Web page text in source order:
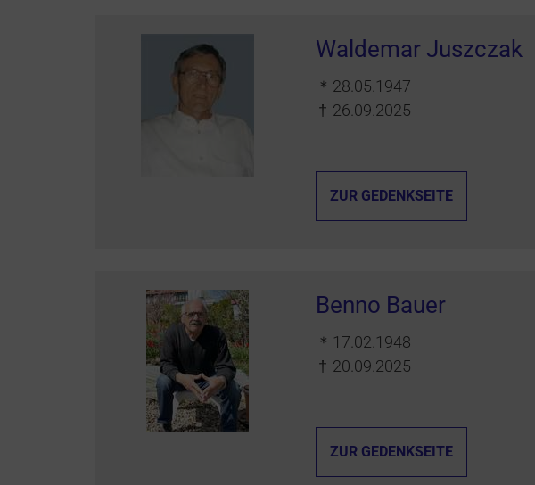
Waldemar Juszczak
＊ 28.05.1947
† 26.09.2025
ZUR GEDENKSEITE
Benno Bauer
＊ 17.02.1948
† 20.09.2025
ZUR GEDENKSEITE